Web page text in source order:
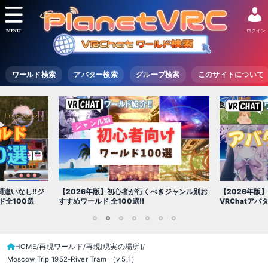
ワールド検索 アバター検索 グループ検索 このサイトについて
ログイン
MENU
ャンル別お
【2026年版】初心者必見!!無料で使える
VRChatアバター（アバターワールド紹介）
【2026年版
世界を味わえ
HOME 再現ワールド 再現[現実の場所]
Moscow Trip 1952-River Tram （v 5․1）